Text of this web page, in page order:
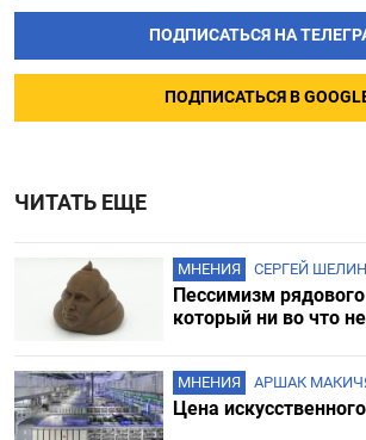
ПОДПИСАТЬСЯ НА
ПОДПИСАТЬСЯ В
ЧИТАТЬ ЕЩЕ
МНЕНИЯ СЕРГЕЙ ШЕЛИН
Пессимизм
который ни во что
МНЕНИЯ АРШАК
Цена